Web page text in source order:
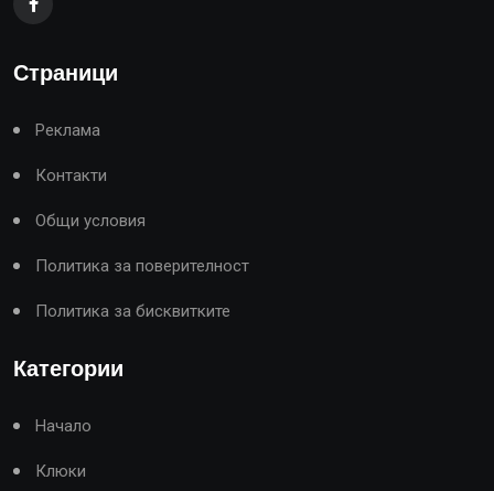
Страници
Реклама
Контакти
Общи условия
Политика за поверителност
Политика за бисквитките
Категории
Начало
Клюки